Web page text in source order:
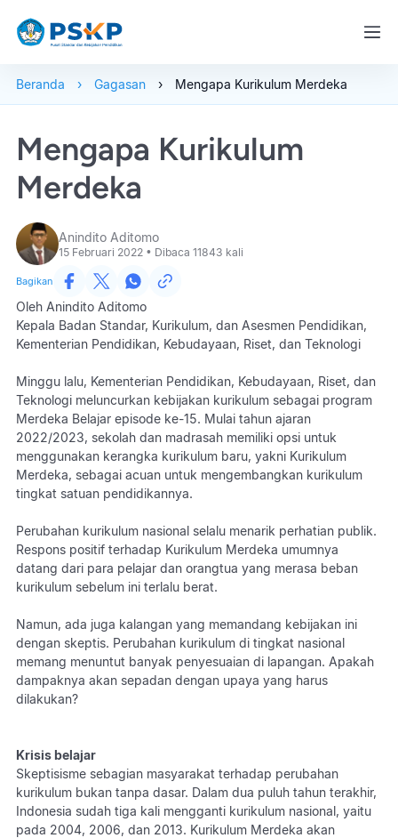
Beranda Gagasan Mengapa Kurikulum Merdeka
Mengapa Kurikulum
Merdeka
Anindito Aditomo
15 Februari 2022 • Dibaca 11843 kali
Bagikan
Oleh Anindito Aditomo
Kepala Badan Standar, Kurikulum, dan Asesmen Pendidikan,
Kementerian Pendidikan, Kebudayaan, Riset, dan Teknologi
Minggu lalu, Kementerian Pendidikan, Kebudayaan, Riset, dan
Teknologi meluncurkan kebijakan kurikulum sebagai program
Merdeka Belajar episode ke-15. Mulai tahun ajaran
2022/2023, sekolah dan madrasah memiliki opsi untuk
menggunakan kerangka kurikulum baru, yakni Kurikulum
Merdeka, sebagai acuan untuk mengembangkan kurikulum
tingkat satuan pendidikannya.
Perubahan kurikulum nasional selalu menarik perhatian publik.
Respons positif terhadap Kurikulum Merdeka umumnya
datang dari para pelajar dan orangtua yang merasa beban
kurikulum sebelum ini terlalu berat.
Namun, ada juga kalangan yang memandang kebijakan ini
dengan skeptis. Perubahan kurikulum di tingkat nasional
memang menuntut banyak penyesuaian di lapangan. Apakah
dampaknya akan sepadan dengan upaya yang harus
dilakukan?
Krisis belajar
Skeptisisme sebagian masyarakat terhadap perubahan
kurikulum bukan tanpa dasar. Dalam dua puluh tahun terakhir,
Indonesia sudah tiga kali mengganti kurikulum nasional, yaitu
pada 2004, 2006, dan 2013. Kurikulum Merdeka akan